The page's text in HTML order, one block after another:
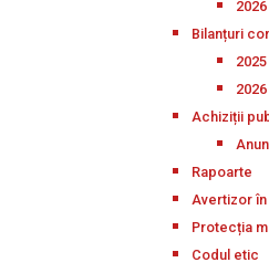
2026
Bilanțuri
2025
2026
Achiziții
Rapoarte
Avertizor
Protecția
Codul etic